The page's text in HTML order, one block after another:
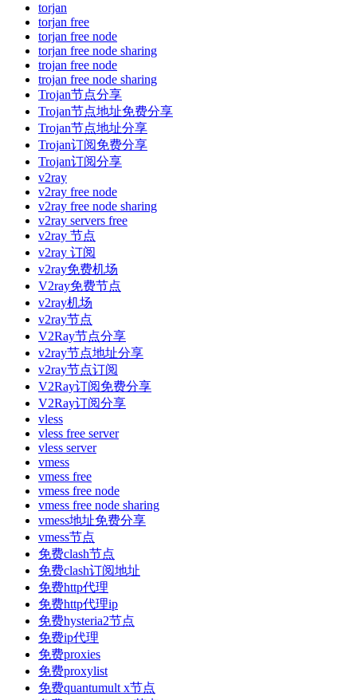
torjan
torjan free
torjan free node
torjan free node sharing
trojan free node
trojan free node sharing
Trojan节点分享
Trojan节点地址免费分享
Trojan节点地址分享
Trojan订阅免费分享
Trojan订阅分享
v2ray
v2ray free node
v2ray free node sharing
v2ray servers free
v2ray 节点
v2ray 订阅
v2ray免费机场
V2ray免费节点
v2ray机场
v2ray节点
V2Ray节点分享
v2ray节点地址分享
v2ray节点订阅
V2Ray订阅免费分享
V2Ray订阅分享
vless
vless free server
vless server
vmess
vmess free
vmess free node
vmess free node sharing
vmess地址免费分享
vmess节点
免费clash节点
免费clash订阅地址
免费http代理
免费http代理ip
免费hysteria2节点
免费ip代理
免费proxies
免费proxylist
免费quantumult x节点